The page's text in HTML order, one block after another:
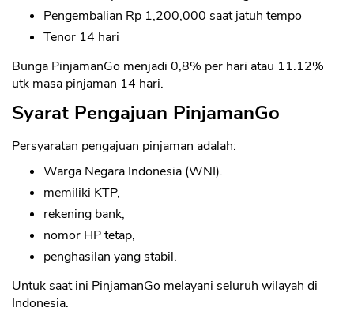
Pengembalian Rp 1,200,000 saat jatuh tempo
Tenor 14 hari
Bunga PinjamanGo menjadi 0,8% per hari atau 11.12%
utk masa pinjaman 14 hari.
Syarat Pengajuan PinjamanGo
Persyaratan pengajuan pinjaman adalah:
Warga Negara Indonesia (WNI).
memiliki KTP,
rekening bank,
nomor HP tetap,
penghasilan yang stabil.
Untuk saat ini PinjamanGo melayani seluruh wilayah di
Indonesia.